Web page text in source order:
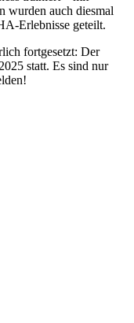
wurden auch diesmal
Erlebnisse geteilt.
fortgesetzt: Der
statt. Es sind nur